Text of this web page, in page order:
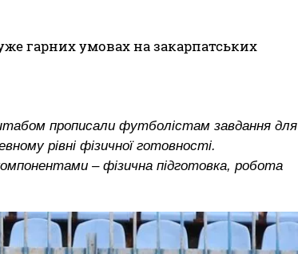
гарних умовах на закарпатських
прописали футболістам завдання для
рівні фізичної готовності.
– фізична підготовка, робота